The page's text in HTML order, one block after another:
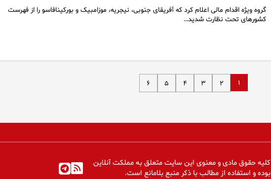
گروه ویژه اقدام مالی اعلام کرد که آفریقای جنوبی، نیجریه، موزامبیک و بورکینافاسو را از فهرست
کشورهای تحت نظارت شدید…
۱ ۲ ۳ ۴ ۵ ۶
کلیه حقوق مادی و معنوی این سایت متعلق به مملکت آنلاین
بوده و استفاده از مطالب با ذکر منبع بلامانع است.